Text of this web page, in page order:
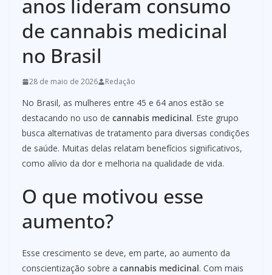
anos lideram consumo
de cannabis medicinal
no Brasil
28 de maio de 2026 Redação
No Brasil, as mulheres entre 45 e 64 anos estão se
destacando no uso de cannabis medicinal. Este grupo
busca alternativas de tratamento para diversas condições
de saúde. Muitas delas relatam benefícios significativos,
como alívio da dor e melhoria na qualidade de vida.
O que motivou esse
aumento?
Esse crescimento se deve, em parte, ao aumento da
conscientização sobre a cannabis medicinal. Com mais